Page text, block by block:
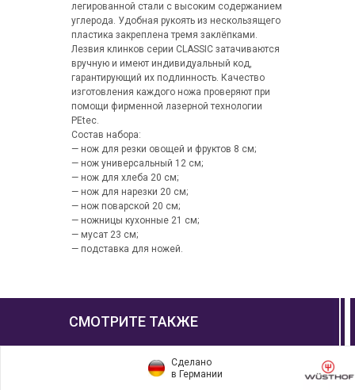
легированной стали с высоким содержанием
углерода. Удобная рукоять из нескользящего
пластика закреплена тремя заклёпками.
Лезвия клинков серии CLASSIC затачиваются
вручную и имеют индивидуальный код,
гарантирующий их подлинность. Качество
изготовления каждого ножа проверяют при
помощи фирменной лазерной технологии
PEtec.
Состав набора:
— нож для резки овощей и фруктов 8 см;
— нож универсальный 12 см;
— нож для хлеба 20 см;
— нож для нарезки 20 см;
— нож поварской 20 см;
— ножницы кухонные 21 см;
— мусат 23 см;
— подставка для ножей.
СМОТРИТЕ ТАКЖЕ
Сделано
в Германии